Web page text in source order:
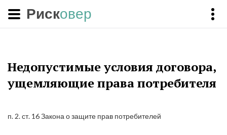
Рисковер
Недопустимые условия договора,
ущемляющие права потребителя
п. 2. ст. 16 Закона о защите прав потребителей